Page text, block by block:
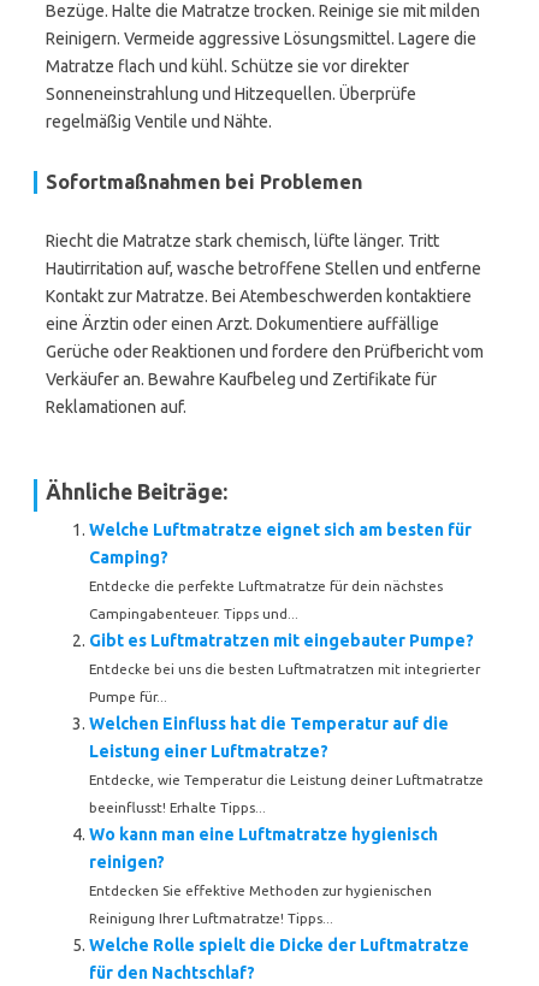
Bezüge. Halte die Matratze trocken. Reinige sie mit milden
Reinigern. Vermeide aggressive Lösungsmittel. Lagere die
Matratze flach und kühl. Schütze sie vor direkter
Sonneneinstrahlung und Hitzequellen. Überprüfe
regelmäßig Ventile und Nähte.
Sofortmaßnahmen bei Problemen
Riecht die Matratze stark chemisch, lüfte länger. Tritt
Hautirritation auf, wasche betroffene Stellen und entferne
Kontakt zur Matratze. Bei Atembeschwerden kontaktiere
eine Ärztin oder einen Arzt. Dokumentiere auffällige
Gerüche oder Reaktionen und fordere den Prüfbericht vom
Verkäufer an. Bewahre Kaufbeleg und Zertifikate für
Reklamationen auf.
Ähnliche Beiträge:
Welche Luftmatratze eignet sich am besten für
Camping?
Entdecke die perfekte Luftmatratze für dein nächstes
Campingabenteuer. Tipps und...
Gibt es Luftmatratzen mit eingebauter Pumpe?
Entdecke bei uns die besten Luftmatratzen mit integrierter
Pumpe für...
Welchen Einfluss hat die Temperatur auf die
Leistung einer Luftmatratze?
Entdecke, wie Temperatur die Leistung deiner Luftmatratze
beeinflusst! Erhalte Tipps...
Wo kann man eine Luftmatratze hygienisch
reinigen?
Entdecken Sie effektive Methoden zur hygienischen
Reinigung Ihrer Luftmatratze! Tipps...
Welche Rolle spielt die Dicke der Luftmatratze
für den Nachtschlaf?